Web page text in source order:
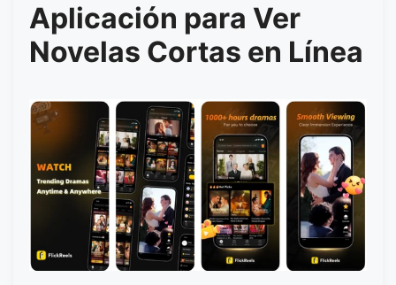
Aplicación para Ver
Novelas Cortas en Línea